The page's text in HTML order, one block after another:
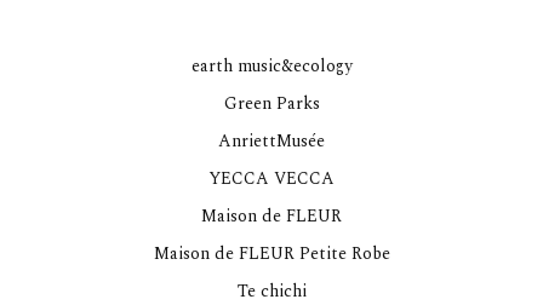
earth music&ecology
Green Parks
AnriettMusée
YECCA VECCA
Maison de FLEUR
Maison de FLEUR Petite Robe
Te chichi